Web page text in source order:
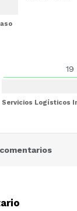
19
Servicios Logísticos
comentarios